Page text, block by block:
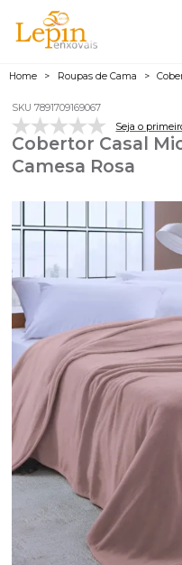
Home Roupas de Cama
SKU 7891709169067
Seja o
Cobertor Casal
Camesa Rosa